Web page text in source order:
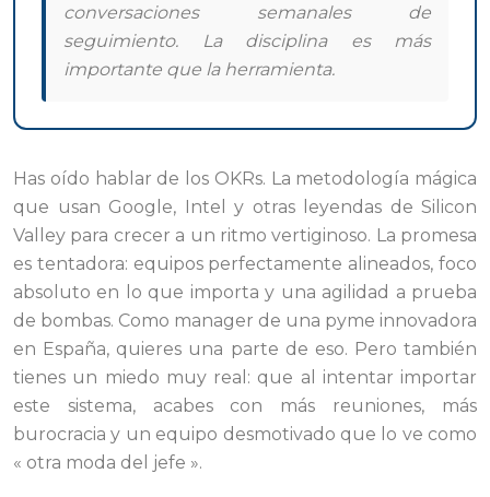
conversaciones semanales de
seguimiento. La disciplina es más
importante que la herramienta.
Has oído hablar de los OKRs. La metodología mágica
que usan Google, Intel y otras leyendas de Silicon
Valley para crecer a un ritmo vertiginoso. La promesa
es tentadora: equipos perfectamente alineados, foco
absoluto en lo que importa y una agilidad a prueba
de bombas. Como manager de una pyme innovadora
en España, quieres una parte de eso. Pero también
tienes un miedo muy real: que al intentar importar
este sistema, acabes con más reuniones, más
burocracia y un equipo desmotivado que lo ve como
« otra moda del jefe ».